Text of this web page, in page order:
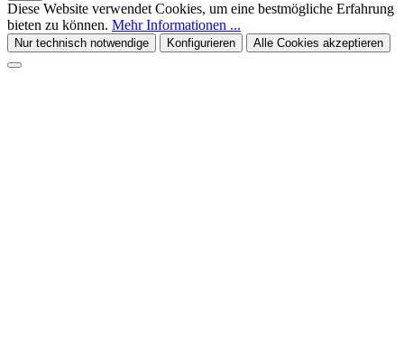
Diese Website verwendet Cookies, um eine bestmögliche Erfahrung
bieten zu können. Mehr Informationen ...
Nur technisch notwendige Konfigurieren Alle Cookies akzeptieren